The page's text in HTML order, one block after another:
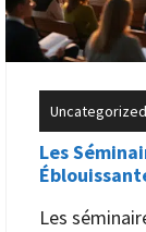
Uncategorized
Les
Les